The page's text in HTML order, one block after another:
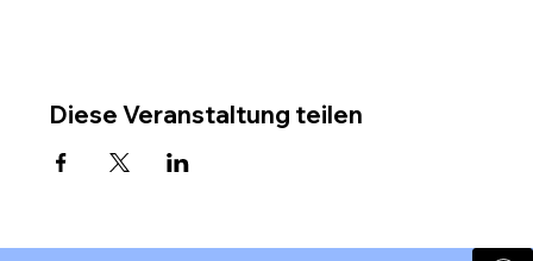
Diese Veranstaltung teilen